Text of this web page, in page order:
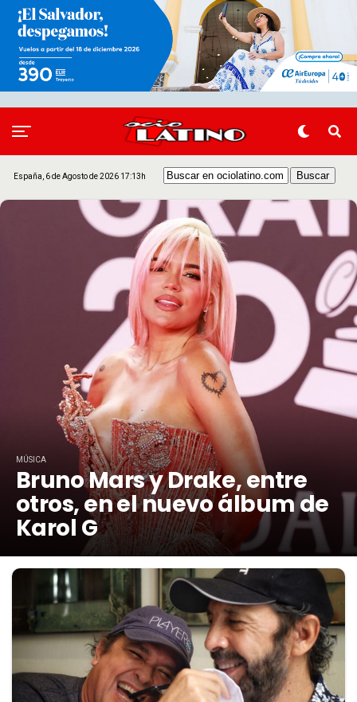
España, 6 de Agosto de 2026 17:13h
MÚSICA
Bruno Mars y Drake, entre
otros, en el nuevo álbum de
Karol G